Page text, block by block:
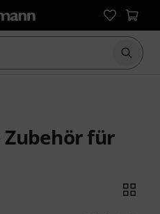
Suche
Zubehör für